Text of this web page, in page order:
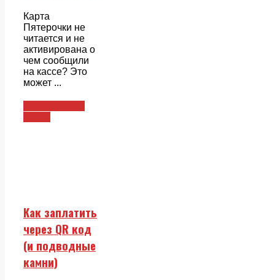
Карта
Пятерочки не
читается и не
активирована о
чем сообщили
на кассе? Это
может ...
Как заплатить
через QR код
(и подводные
камни)